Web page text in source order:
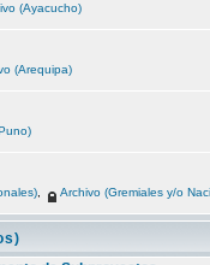
(Ayacucho)
(Arequipa)
Archivo (Gremiales y/o